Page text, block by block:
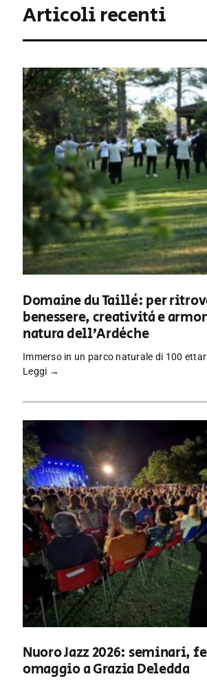
Articoli recenti
Domaine du Taillé: per
benessere, creatività e
natura dell’Ardèche
Immerso in un parco naturale di 100
Leggi →
Nuoro Jazz 2026: seminari,
omaggio a Grazia Deledda